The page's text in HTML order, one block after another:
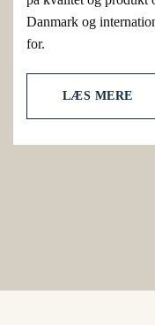
Danmark og
for.
LÆS MERE